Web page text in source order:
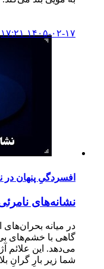
۱۴۰۵-۰۲-۱۷ ۱۷:۲۱
افسردگیِ پنهان
نشانه‌های
در میانه
گاهی با خشم‌های
می‌دهد. این
شما زیر بارِ گرانِ